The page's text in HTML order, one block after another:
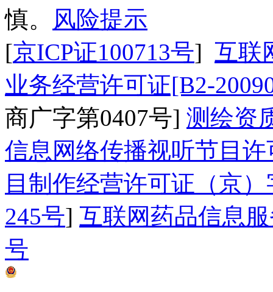
慎。
风险提示
[京ICP证100713号] 互联
业务经营许可证[B2-
商广字第0407号] 测绘资
信息网络传播视听节目许
目制作经营许可证（京）
245号] 互联网药品信息
号